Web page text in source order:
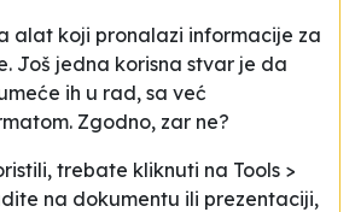
alat koji pronalazi informacije za
Još jedna korisna stvar je da
ih u rad, sa već
Zgodno, zar ne?
trebate kliknuti na Tools >
na dokumentu ili prezentaciji,